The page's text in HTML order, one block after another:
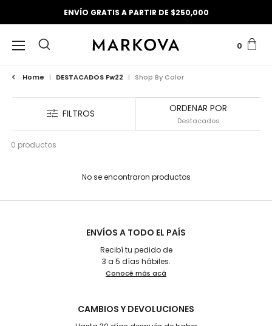
ENVÍO GRATIS A PARTIR DE $250,000
0
Home | DESTACADOS Fw22 | Shop By Color
FILTROS ORDENAR POR
0 productos
No se encontraron productos
ENVÍOS A TODO EL PAÍS
Recibí tu pedido de
3 a 5 días hábiles.
Conocé más acá
CAMBIOS Y DEVOLUCIONES